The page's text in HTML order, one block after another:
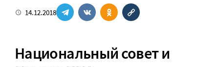
14.12.2018
Национальный совет и